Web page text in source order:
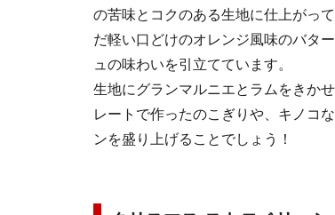
の苦味とコクのある生地に仕上がっ
だ軽い口どけのオレンジ風味のバタ
ュの味わいを引立てています。
生地にグランマルニエとラムをきか
レートで作ったのこぎりや、キノコ
ンを盛り上げることでしょう！